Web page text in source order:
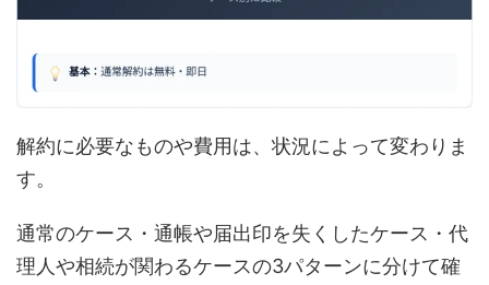
解約に必要なものや費用は、状況によって変わりま
す。
通常のケース・通帳や届出印を失くしたケース・代
理人や相続が関わるケースの3パターンに分けて確